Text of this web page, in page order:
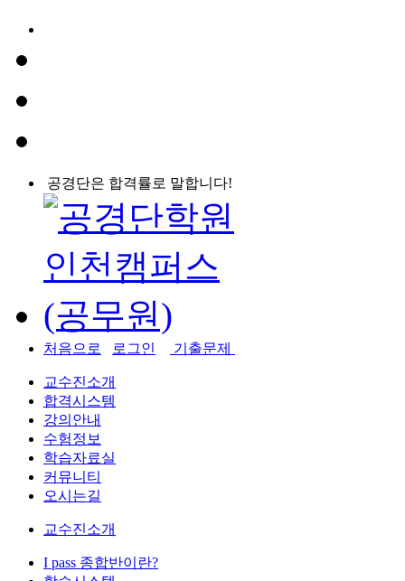
공경단은 합격률로 말합니다!
처음으로 로그인 기출문제
교수진소개
합격시스템
강의안내
수험정보
학습자료실
커뮤니티
오시는길
교수진소개
I pass 종합반이란?